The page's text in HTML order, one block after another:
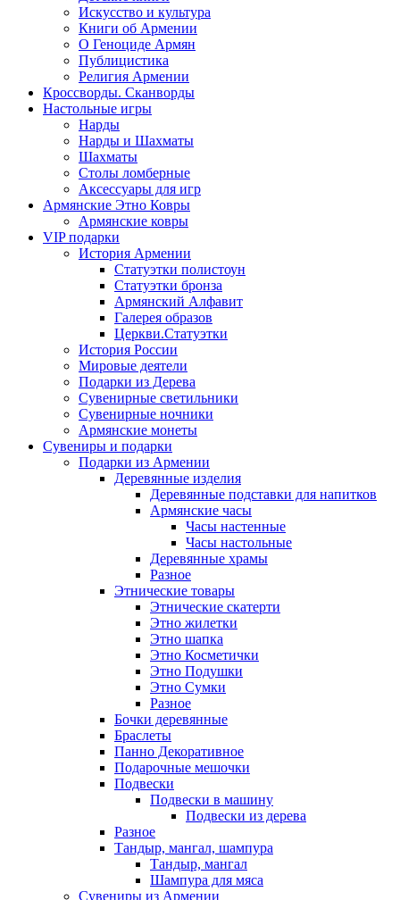
Иcкусство и культура
Книги об Армении
О Геноциде Армян
Публицистика
Религия Армении
Кроссворды. Сканворды
Настольные игры
Нарды
Нарды и Шахматы
Шахматы
Столы ломберные
Аксессуары для игр
Армянские Этно Ковры
Армянские ковры
VIP подарки
История Армении
Статуэтки полистоун
Статуэтки бронза
Армянский Алфавит
Галерея образов
Церкви.Статуэтки
История России
Мировые деятели
Подарки из Дерева
Сувенирные светильники
Сувенирные ночники
Армянские монеты
Сувениры и подарки
Подарки из Армении
Деревянные изделия
Деревянные подставки для напитков
Армянские часы
Часы настенные
Часы настольные
Деревянные храмы
Разное
Этнические товары
Этнические скатерти
Этно жилетки
Этно шапка
Этно Косметички
Этно Подушки
Этно Сумки
Разное
Бочки деревянные
Браслеты
Панно Декоративное
Подарочные мешочки
Подвески
Подвески в машину
Подвески из дерева
Разное
Тандыр, мангал, шампура
Тандыр, мангал
Шампура для мяса
Сувениры из Армении